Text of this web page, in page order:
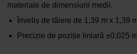
materiale de dimensiuni medii.
Înveliș de tăiere de 1,39 m x 1,39
Precizie de poziție liniară ±0,025